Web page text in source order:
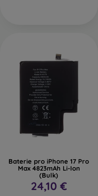
Baterie pro iPhone 17 Pro
Max 4823mAh Li-Ion
(Bulk)
24,10 €